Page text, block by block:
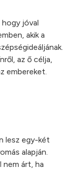
hogy jóval
akik a
az ő célja,
embereket.
lesz egy-két
alapján.
nem árt, ha